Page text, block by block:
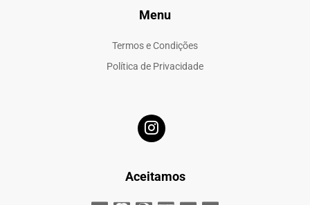
Menu
Termos e Condições
Política de Privacidade
Aceitamos